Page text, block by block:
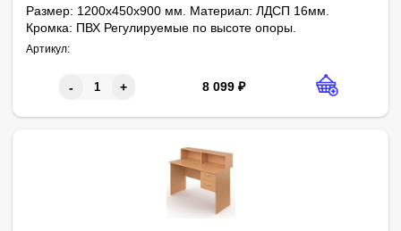
Размер: 1200х450х900 мм. Материал: ЛДСП 16мм.
Кромка: ПВХ Регулируемые по высоте опоры.
Артикул:
- + 8 099 ₽